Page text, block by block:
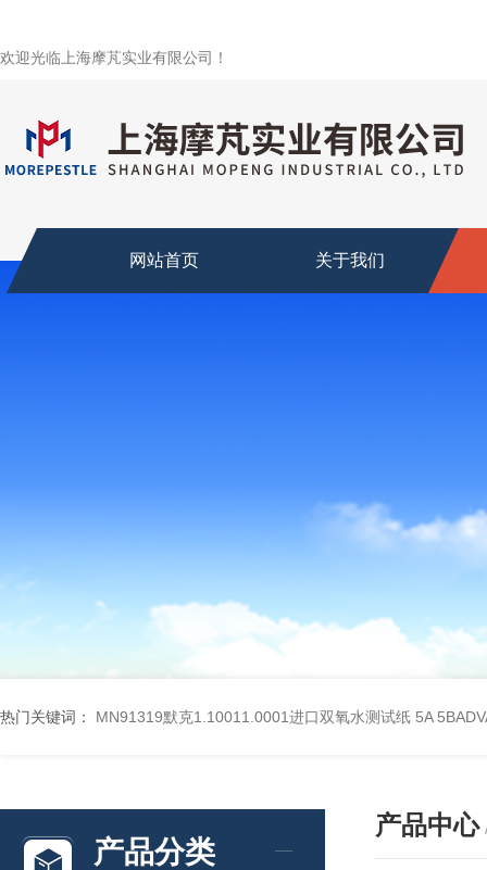
欢迎光临上海摩芃实业有限公司！
网站首页 关于我们
热门关键词： MN91319默克1.10011.0001进口双氧水测试纸 5A
产品分类
产品中心